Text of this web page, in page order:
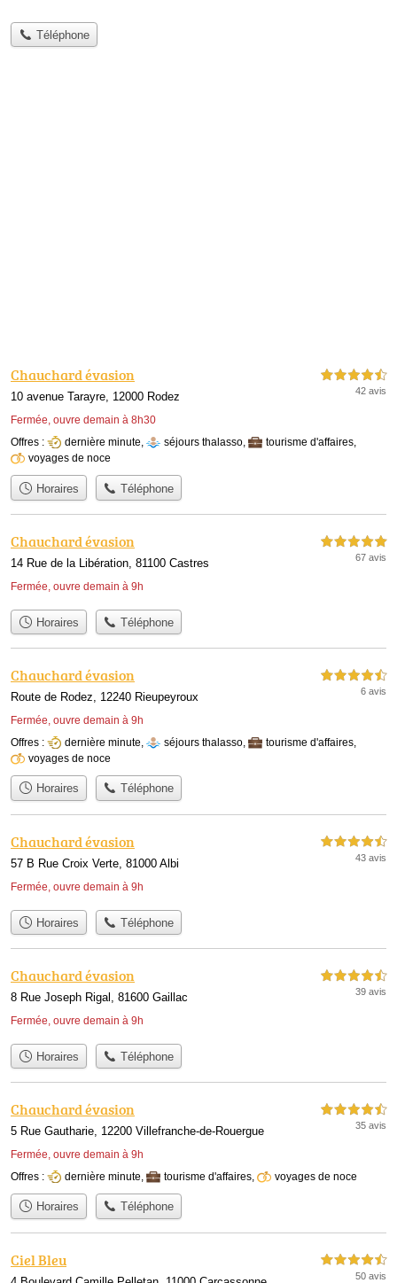
Téléphone
Chauchard évasion
10 avenue Tarayre, 12000 Rodez
Fermée, ouvre demain à 8h30
4,5 étoiles sur 5
42 avis
Offres : dernière minute, séjours thalasso, tourisme d'affaires,
voyages de noce
Horaires Téléphone
Chauchard évasion
14 Rue de la Libération, 81100 Castres
Fermée, ouvre demain à 9h
5,0 étoiles sur 5
67 avis
Horaires Téléphone
Chauchard évasion
Route de Rodez, 12240 Rieupeyroux
Fermée, ouvre demain à 9h
4,5 étoiles sur 5
6 avis
Offres : dernière minute, séjours thalasso, tourisme d'affaires,
voyages de noce
Horaires Téléphone
Chauchard évasion
57 B Rue Croix Verte, 81000 Albi
Fermée, ouvre demain à 9h
4,5 étoiles sur 5
43 avis
Horaires Téléphone
Chauchard évasion
8 Rue Joseph Rigal, 81600 Gaillac
Fermée, ouvre demain à 9h
4,5 étoiles sur 5
39 avis
Horaires Téléphone
Chauchard évasion
5 Rue Gautharie, 12200 Villefranche-de-Rouergue
Fermée, ouvre demain à 9h
4,5 étoiles sur 5
35 avis
Offres : dernière minute, tourisme d'affaires, voyages de noce
Horaires Téléphone
Ciel Bleu 4,5 étoiles sur 5
50 avis